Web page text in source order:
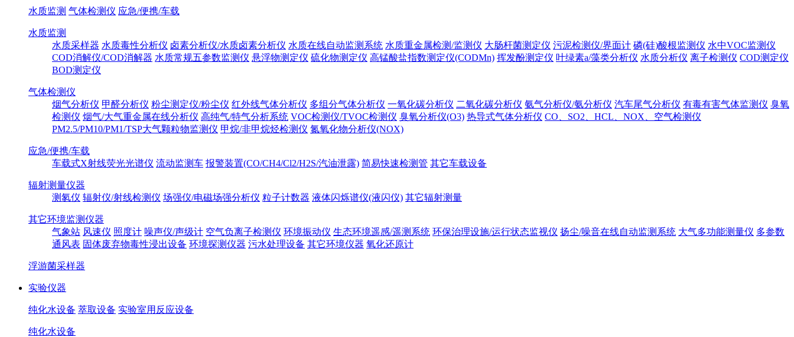
水质监测 气体检测仪 应急/便携/车载
水质监测
水质采样器 水质毒性分析仪 卤素分析仪/水质卤素分析仪 水质在线自动监测系统 水质重金属检测/监测仪 大肠杆菌测定仪 污泥检测仪/界面计 磷(硅)酸根监测仪 水中VOC监测仪
COD消解仪/COD消解器 水质常规五参数监测仪 悬浮物测定仪 硫化物测定仪 高锰酸盐指数测定仪(CODMn) 挥发酚测定仪 叶绿素a/藻类分析仪 水质分析仪 离子检测仪 COD测定仪
BOD测定仪
气体检测仪
烟气分析仪 甲醛分析仪 粉尘测定仪/粉尘仪 红外线气体分析仪 多组分气体分析仪 一氧化碳分析仪 二氧化碳分析仪 氨气分析仪/氨分析仪 汽车尾气分析仪 有毒有害气体监测仪 臭氧
检测仪 烟气/大气重金属在线分析仪 高纯气/特气分析系统 VOC检测仪/TVOC检测仪 臭氧分析仪(O3) 热导式气体分析仪 CO、SO2、HCL、NOX、空气检测仪
PM2.5/PM10/PM1/TSP大气颗粒物监测仪 甲烷/非甲烷烃检测仪 氮氧化物分析仪(NOX)
应急/便携/车载
车载式X射线荧光光谱仪 流动监测车 报警装置(CO/CH4/Cl2/H2S/汽油泄露) 简易快速检测管 其它车载设备
辐射测量仪器
测氡仪 辐射仪/射线检测仪 场强仪/电磁场强分析仪 粒子计数器 液体闪烁谱仪(液闪仪) 其它辐射测量
其它环境监测仪器
气象站 风速仪 照度计 噪声仪/声级计 空气负离子检测仪 环境振动仪 生态环境遥感/遥测系统 环保治理设施/运行状态监视仪 扬尘/噪音在线自动监测系统 大气多功能测量仪 多参数
通风表 固体废弃物毒性浸出设备 环境探测仪器 污水处理设备 其它环境仪器 氧化还原计
浮游菌采样器
实验仪器
纯化水设备 萃取设备 实验室用反应设备
纯化水设备